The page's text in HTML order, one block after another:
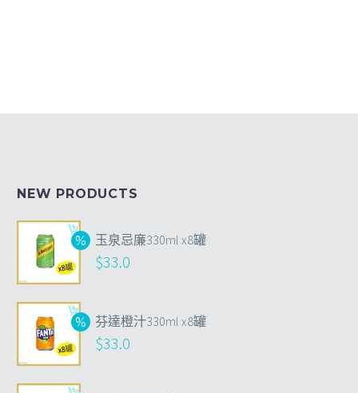
NEW PRODUCTS
玉泉忌廉330ml x8罐
$33.0
芬達橙汁330ml x8罐
$33.0